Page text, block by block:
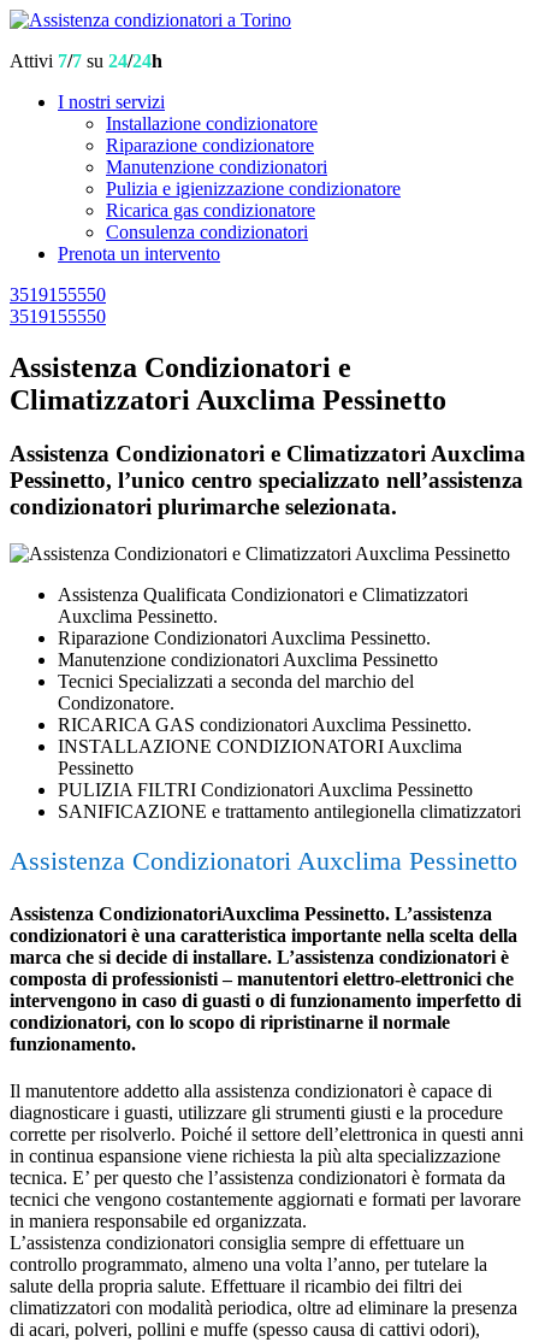
Attivi 7/7 su 24/24h
I nostri servizi
Installazione condizionatore
Riparazione condizionatore
Manutenzione condizionatori
Pulizia e igienizzazione condizionatore
Ricarica gas condizionatore
Consulenza condizionatori
Prenota un intervento
3519155550
3519155550
Assistenza Condizionatori e
Climatizzatori Auxclima Pessinetto
Assistenza Condizionatori e Climatizzatori Auxclima
Pessinetto, l’unico centro specializzato nell’assistenza
condizionatori plurimarche selezionata.
Assistenza Qualificata Condizionatori e Climatizzatori
Auxclima Pessinetto.
Riparazione Condizionatori Auxclima Pessinetto.
Manutenzione condizionatori Auxclima Pessinetto
Tecnici Specializzati a seconda del marchio del
Condizonatore.
RICARICA GAS condizionatori Auxclima Pessinetto.
INSTALLAZIONE CONDIZIONATORI Auxclima
Pessinetto
PULIZIA FILTRI Condizionatori Auxclima Pessinetto
SANIFICAZIONE e trattamento antilegionella climatizzatori
Assistenza Condizionatori Auxclima Pessinetto
Assistenza CondizionatoriAuxclima Pessinetto. L’assistenza
condizionatori è una caratteristica importante nella scelta della
marca che si decide di installare. L’assistenza condizionatori è
composta di professionisti – manutentori elettro-elettronici che
intervengono in caso di guasti o di funzionamento imperfetto di
condizionatori, con lo scopo di ripristinarne il normale
funzionamento.
Il manutentore addetto alla assistenza condizionatori è capace di
diagnosticare i guasti, utilizzare gli strumenti giusti e la procedure
corrette per risolverlo. Poiché il settore dell’elettronica in questi anni
in continua espansione viene richiesta la più alta specializzazione
tecnica. E’ per questo che l’assistenza condizionatori è formata da
tecnici che vengono costantemente aggiornati e formati per lavorare
in maniera responsabile ed organizzata.
L’assistenza condizionatori consiglia sempre di effettuare un
controllo programmato, almeno una volta l’anno, per tutelare la
salute della propria salute. Effettuare il ricambio dei filtri dei
climatizzatori con modalità periodica, oltre ad eliminare la presenza
di acari, polveri, pollini e muffe (spesso causa di cattivi odori),